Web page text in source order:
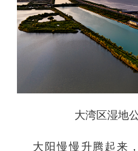
大湾区湿地
大阳慢慢升腾起来